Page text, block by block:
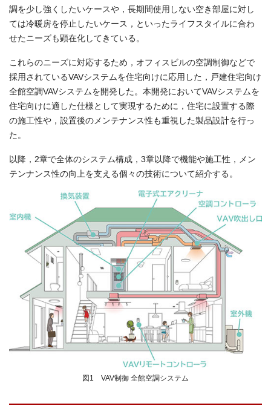
調を少し強くしたいケースや，長期間使用しない空き部屋に対し
ては冷暖房を停止したいケース，といったライフスタイルに合わ
せたニーズも顕在化してきている。
これらのニーズに対応するため，オフィスビルの空調制御などで
採用されているVAVシステムを住宅向けに応用した，戸建住宅向け
全館空調VAVシステムを開発した。本開発においてVAVシステムを
住宅向けに適した仕様として実現するために，住宅に設置する際
の施工性や，設置後のメンテナンス性も重視した製品設計を行っ
た。
以降，2章で全体のシステム構成，3章以降で機能や施工性，メン
テンナンス性の向上を支える個々の技術について紹介する。
図1 VAV制御 全館空調システム